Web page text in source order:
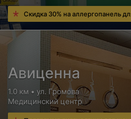
Скидка 30% на аллергопанель
Авиценна
1.0 км • ул. Громова
Медицинский центр